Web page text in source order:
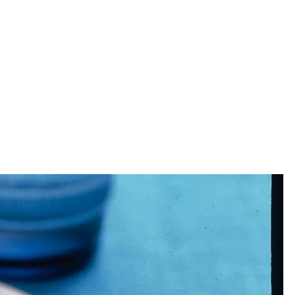
appel schillen en in blokjes snijden. Bietjes in vergiet
en speklapjes in 2-3 min. per kant bruinbakken.
over borden verdelen en speklapjes met appel ernaast